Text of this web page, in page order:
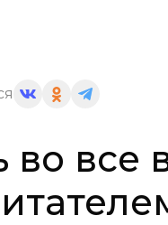
во все